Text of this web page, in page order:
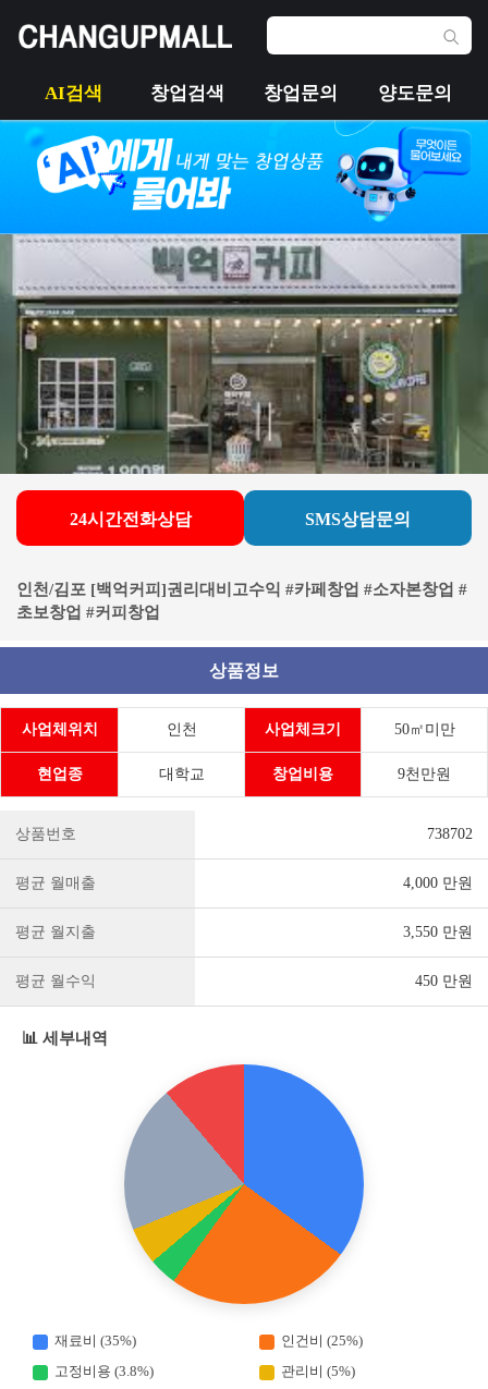
AI검색 창업검색 창업문의 양도문의
24시간전화상담 SMS상담문의
인천/김포 [백억커피]권리대비고수익 #카페창업 #소자본창업 #
초보창업 #커피창업
상품정보
사업체위치 인천 사업체크기 50㎡미만
현업종 대학교 창업비용 9천만원
상품번호 738702
평균 월매출 4,000 만원
평균 월지출 3,550 만원
평균 월수익 450 만원
📊 세부내역
재료비 (35%)
인건비 (25%)
고정비용 (3.8%)
관리비 (5%)